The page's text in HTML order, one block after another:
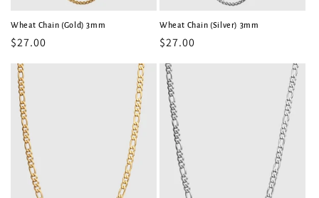
Wheat Chain (Gold) 3mm
常
价
格
$27.00
Wheat Chain (Silver) 3mm
常
价
格
$27.00